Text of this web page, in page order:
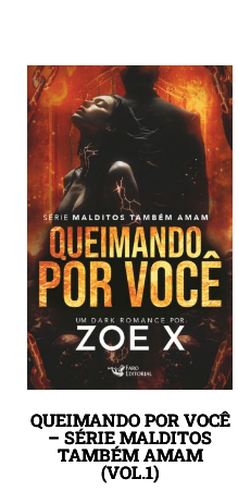
QUEIMANDO POR VOCÊ
– SÉRIE MALDITOS
TAMBÉM AMAM
(VOL.1)